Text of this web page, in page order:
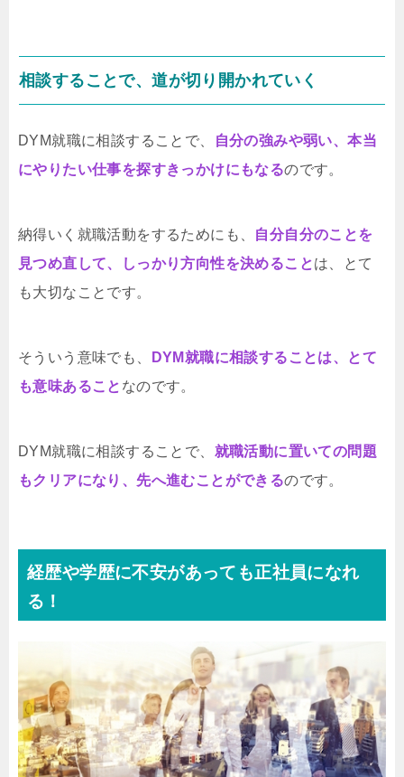
相談することで、道が切り開かれていく
DYM就職に相談することで、
自分の強みや弱い、本当
にやりたい仕事を探すきっかけにもなるのです。
納得いく就職活動をするためにも、 自分自分のことを
見つめ直して、しっかり方向性を決めることは、とて
も大切なことです。
そういう意味でも、
DYM就職に相談することは、とて
も意味あること なのです。
DYM就職に相談することで、 就職活動に置いての問題
もクリアになり、先へ進むことができるのです。
経歴や学歴に不安があっても正社員になれ
る！